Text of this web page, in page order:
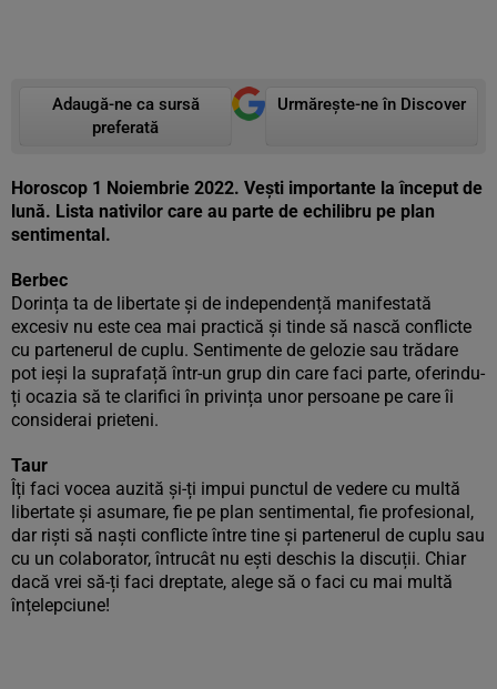
Adaugă-ne ca sursă
preferată
Urmărește-ne în Discover
Horoscop 1 Noiembrie 2022. Vești importante la început de
lună. Lista nativilor care au parte de echilibru pe plan
sentimental.
Berbec
Dorința ta de libertate și de independență manifestată
excesiv nu este cea mai practică și tinde să nască conflicte
cu partenerul de cuplu. Sentimente de gelozie sau trădare
pot ieși la suprafață într-un grup din care faci parte, oferindu-
ți ocazia să te clarifici în privința unor persoane pe care îi
considerai prieteni.
Taur
Îți faci vocea auzită și-ți impui punctul de vedere cu multă
libertate și asumare, fie pe plan sentimental, fie profesional,
dar riști să naști conflicte între tine și partenerul de cuplu sau
cu un colaborator, întrucât nu ești deschis la discuții. Chiar
dacă vrei să-ți faci dreptate, alege să o faci cu mai multă
înțelepciune!